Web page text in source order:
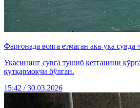
Фарғонада вояга етмаган ака-ука сувда
Укасининг сувга тушиб кетганини
қутқармоқчи бўлган.
15:42 / 30.03.2026